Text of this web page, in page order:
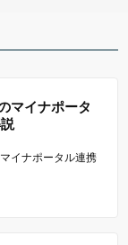
マイナポータ
イナポータル連携